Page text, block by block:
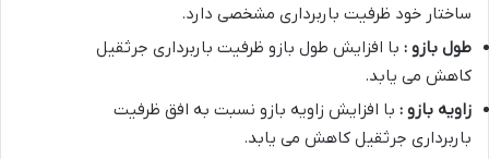
ساختار خود ظرفیت باربرداری مشخصی دارد.
طول بازو : با افزایش طول بازو ظرفیت باربرداری جرثقیل
کاهش می یابد.
زاویه بازو : با افزایش زاویه بازو نسبت به افق ظرفیت
باربرداری جرثقیل کاهش می یابد.